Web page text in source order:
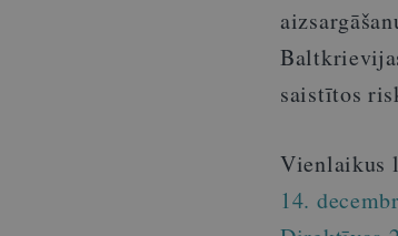
saistītos
Vienlaikus
14.